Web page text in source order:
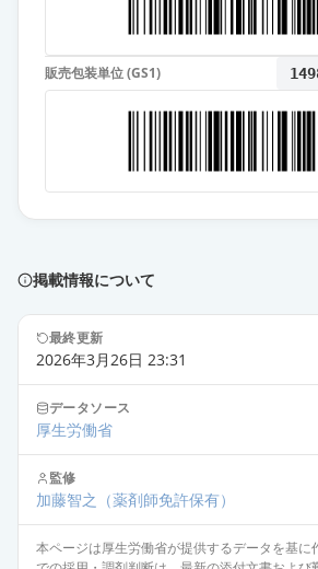
薬価 510.30 円
サムスカOD錠15mg
薬価 1152.80 円
サムスカOD錠30mg
薬価 1887.30 円
販売包装単位 (GS1)
掲載情報について
最終更新
2026年3月26日 23:31
データソース
厚生労働省
監修
加藤智之 （薬剤師免許保有）
本ページは厚生労働省が提供するデータを基に